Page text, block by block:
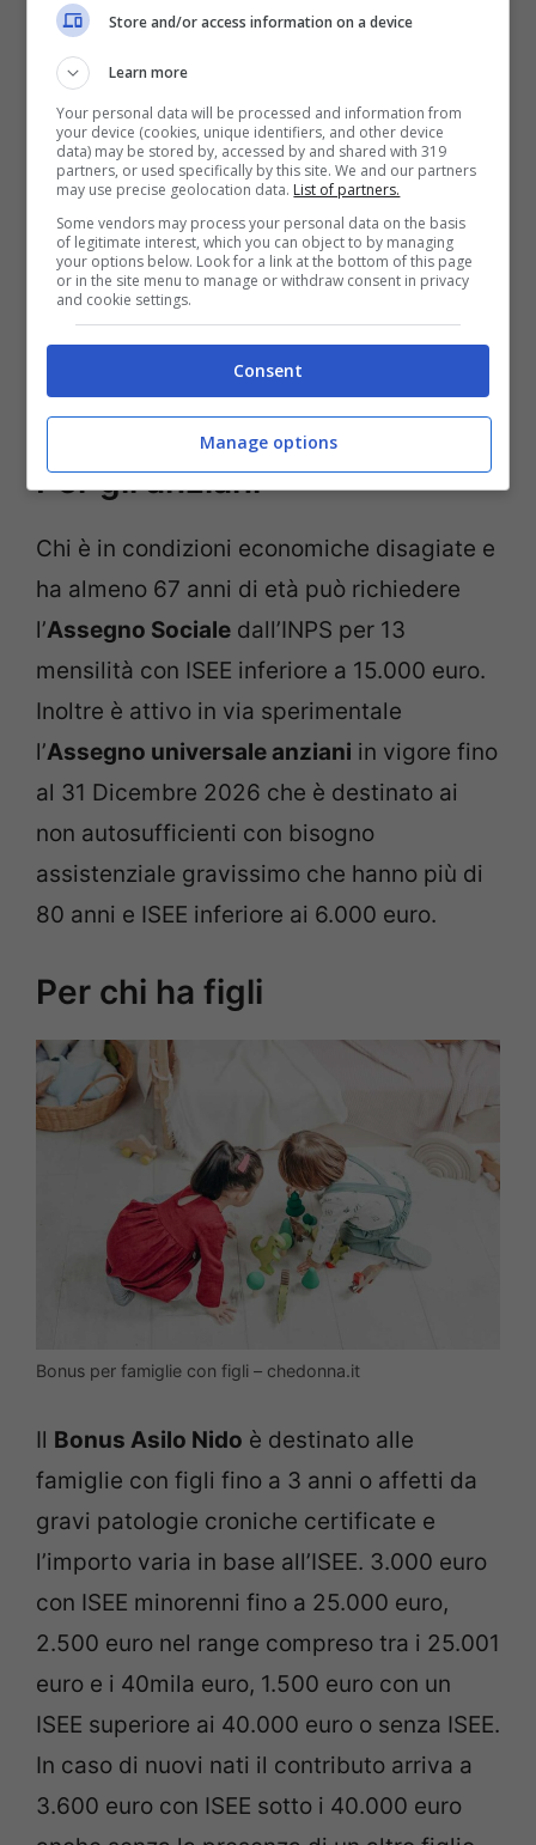
ha un ISEE fino a 15.000 euro e non è
compatibile con altre misure analoghe
Per chi rientra nello stato di disagio
economico e disagio fisico è attivo il
Bonus Bollettecon uno sconto per luce e
gas, anche per gli over 75, disabili e
persone svantaggiate. Il limite ISEE è di
9.530 euro o 20.000 euro se si hanno 4 o
più figli a carico.
Per gli anziani
Chi è in condizioni economiche disagiate e
ha almeno 67 anni di età può richiedere
l’Assegno Sociale dall’INPS per 13
mensilità con ISEE inferiore a 15.000 euro.
Inoltre è attivo in via sperimentale
l’Assegno universale anziani in vigore fino
al 31 Dicembre 2026 che è destinato ai
non autosufficienti con bisogno
assistenziale gravissimo che hanno più di
80 anni e ISEE inferiore ai 6.000 euro.
Per chi ha figli
Bonus per famiglie con figli – chedonna.it
Il Bonus Asilo Nido è destinato alle
famiglie con figli fino a 3 anni o affetti da
gravi patologie croniche certificate e
l’importo varia in base all’ISEE. 3.000 euro
con ISEE minorenni fino a 25.000 euro,
2.500 euro nel range compreso tra i 25.001
euro e i 40mila euro, 1.500 euro con un
ISEE superiore ai 40.000 euro o senza ISEE.
In caso di nuovi nati il contributo arriva a
3.600 euro con ISEE sotto i 40.000 euro
Store and/or access information on a device
Learn more
Your personal data will be processed and information from
your device (cookies, unique identifiers, and other device
data) may be stored by, accessed by and shared with 319
partners, or used specifically by this site. We and our partners
may use precise geolocation data. List of partners.
Some vendors may process your personal data on the basis
of legitimate interest, which you can object to by managing
your options below. Look for a link at the bottom of this page
or in the site menu to manage or withdraw consent in privacy
and cookie settings.
Consent
Manage options